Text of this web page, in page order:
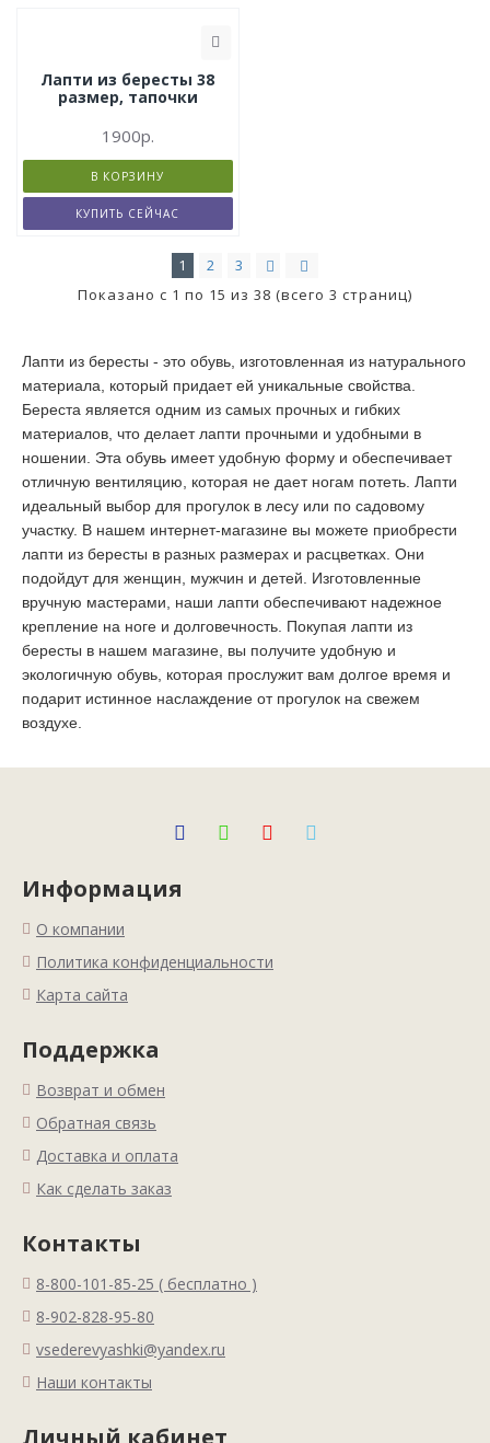
Лапти из бересты - это обувь, изготовленная из натурального
материала, который придает ей уникальные свойства.
Береста является одним из самых прочных и гибких
материалов, что делает лапти прочными и удобными в
ношении. Эта обувь имеет удобную форму и обеспечивает
отличную вентиляцию, которая не дает ногам потеть. Лапти
идеальный выбор для прогулок в лесу или по садовому
участку. В нашем интернет-магазине вы можете приобрести
лапти из бересты в разных размерах и расцветках. Они
подойдут для женщин, мужчин и детей. Изготовленные
вручную мастерами, наши лапти обеспечивают надежное
крепление на ноге и долговечность. Покупая лапти из
бересты в нашем магазине, вы получите удобную и
экологичную обувь, которая прослужит вам долгое время и
подарит истинное наслаждение от прогулок на свежем
воздухе.
Лапти из бересты 38
размер, тапочки
1900р.
В КОРЗИНУ
КУПИТЬ СЕЙЧАС
1 2
3
Показано с 1 по 15 из 38 (всего 3 страниц)
Информация
О компании
Политика конфиденциальности
Карта сайта
Поддержка
Возврат и обмен
Обратная связь
Доставка и оплата
Как сделать заказ
Контакты
8-800-101-85-25 ( бесплатно )
8-902-828-95-80
vsederevyashki@yandex.ru
Наши контакты
Личный кабинет